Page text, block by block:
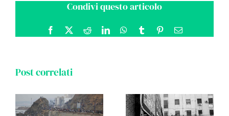
Condivi questo articolo
Facebook RedditLinkedInWhatsApp
Tumblr PinterestEmail
Post correlati